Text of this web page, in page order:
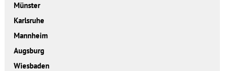
Münster
Karlsruhe
Mannheim
Augsburg
Wiesbaden